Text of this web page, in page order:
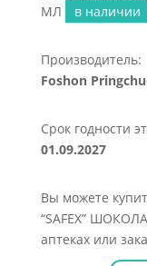
МЛ
в наличии
Производитель:
Foshon
Срок годности
01.09.2027
Вы можете
“SAFEX”
аптеках или